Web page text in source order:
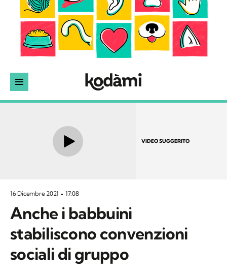
VIDEO SUGGERITO
16 Dicembre 2021 17:08
Anche i babbuini
stabiliscono convenzioni
sociali di gruppo